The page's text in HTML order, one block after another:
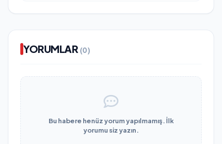
YORUMLAR (0)
Bu habere henüz yorum yapılmamış. İlk
yorumu siz yazın.